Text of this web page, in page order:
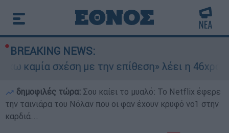
BREAKING NEWS:
σχέση με την επίθεση» λέει η 46χρονη -
δημοφιλές τώρα: Σου καίει το μυαλό: Το Netflix έφερε
την ταινιάρα του Νόλαν που οι φαν έχουν κρυφό νο1 στην
καρδιά...